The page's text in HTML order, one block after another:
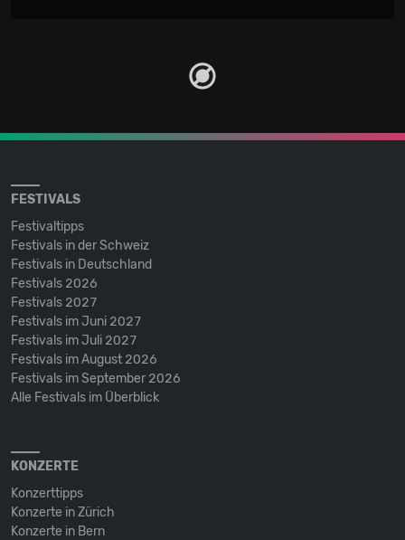
FESTIVALS
Festivaltipps
Festivals in der Schweiz
Festivals in Deutschland
Festivals 2026
Festivals 2027
Festivals im Juni 2027
Festivals im Juli 2027
Festivals im August 2026
Festivals im September 2026
Alle Festivals im Überblick
KONZERTE
Konzerttipps
Konzerte in Zürich
Konzerte in Bern